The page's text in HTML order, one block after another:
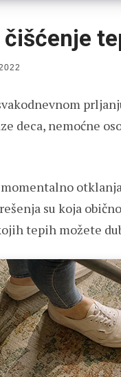
čišćenje
deca, nemoćne
momentalno
su koja
tepih možete